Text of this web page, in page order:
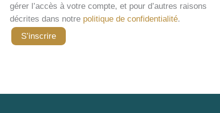
gérer l’accès à votre compte, et pour d’autres raisons
décrites dans notre politique de confidentialité.
S’inscrire